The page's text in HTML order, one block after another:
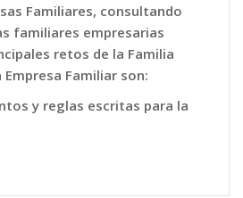
Familiares, consultando
familiares empresarias
retos de la Familia
Empresa Familiar son:
y reglas escritas para la